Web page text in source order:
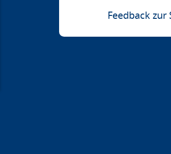
Feedback zur